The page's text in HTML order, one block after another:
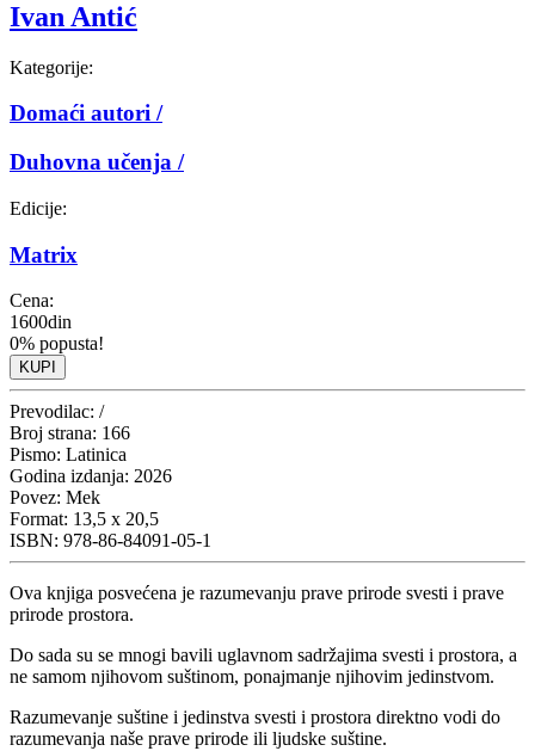
Ivan Antić
Kategorije:
Domaći autori /
Duhovna učenja /
Edicije:
Matrix
Cena:
1600din
0% popusta!
KUPI
Prevodilac: /
Broj strana: 166
Pismo: Latinica
Godina izdanja: 2026
Povez: Mek
Format: 13,5 x 20,5
ISBN: 978-86-84091-05-1
Ova knjiga posvećena je razumevanju prave prirode svesti i prave
prirode prostora.
Do sada su se mnogi bavili uglavnom sadržajima svesti i prostora, a
ne samom njihovom suštinom, ponajmanje njihovim jedinstvom.
Razumevanje suštine i jedinstva svesti i prostora direktno vodi do
razumevanja naše prave prirode ili ljudske suštine.